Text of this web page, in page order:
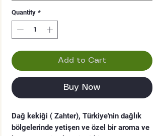
Quantity *
Add to Cart
Buy Now
Dağ kekiği ( Zahter), Türkiye'nin dağlık
bölgelerinde yetişen ve özel bir aroma ve